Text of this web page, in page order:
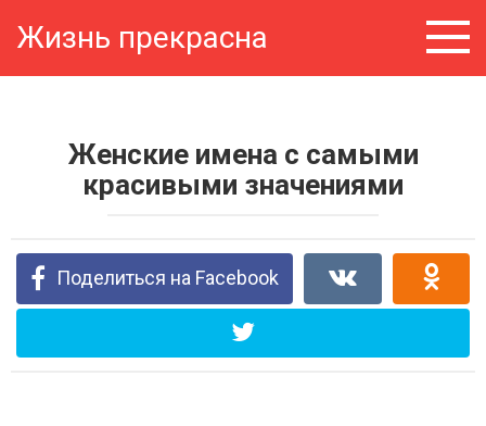
Жизнь прекрасна
Женские имена с самыми
красивыми значениями
Поделиться на Facebook